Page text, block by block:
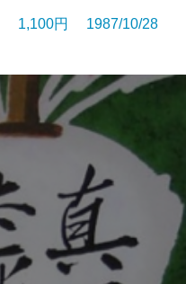
1,100円 1987/10/28